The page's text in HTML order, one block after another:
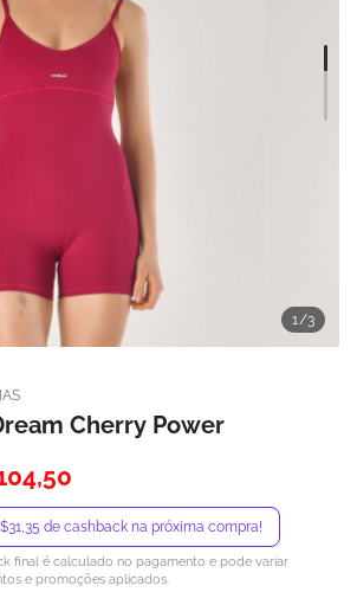
1 /3
Cherry Power
de cashback na próxima compra!
final é calculado no pagamento e pode variar
e promoções aplicados.